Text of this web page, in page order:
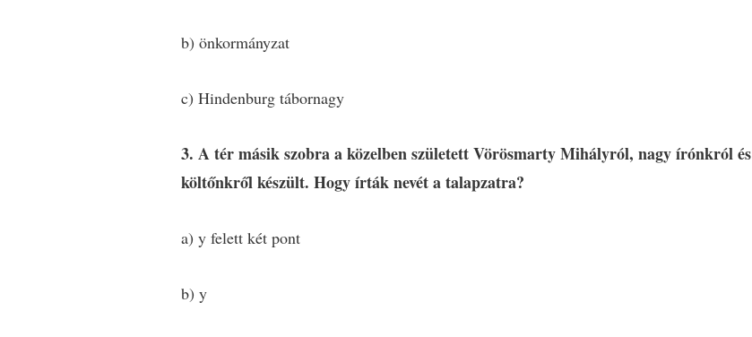
b) önkormányzat
c) Hindenburg tábornagy
3. A tér másik szobra a közelben született Vörösmarty Mihályról, nagy írónkról és
költőnkről készült. Hogy írták nevét a talapzatra?
a) y felett két pont
b) y